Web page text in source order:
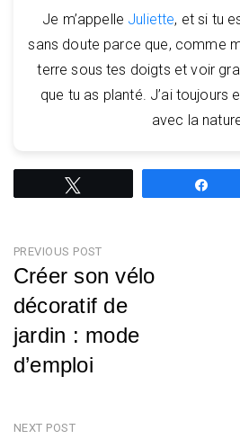
Je m’appelle Juliette, et si tu
sans doute parce que, comme
terre sous tes doigts et voir
que tu as planté. J’ai toujours
avec la
Navigation
de
l’article
PREVIOUS POST
Créer son vélo
décoratif de
jardin : mode
d’emploi
NEXT POST